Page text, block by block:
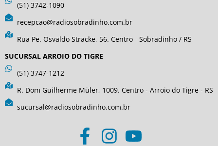
(51) 3742-1090
recepcao@radiosobradinho.com.br
Rua Pe. Osvaldo Stracke, 56. Centro - Sobradinho / RS
SUCURSAL ARROIO DO TIGRE
(51) 3747-1212
R. Dom Guilherme Müler, 1009. Centro - Arroio do Tigre - RS
sucursal@radiosobradinho.com.br